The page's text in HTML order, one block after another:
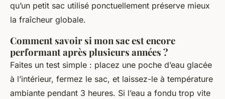
qu’un petit sac utilisé ponctuellement préserve mieux
la fraîcheur globale.
Comment savoir si mon sac est encore
performant après plusieurs années ?
Faites un test simple : placez une poche d’eau glacée
à l’intérieur, fermez le sac, et laissez-le à température
ambiante pendant 3 heures. Si l’eau a fondu trop vite